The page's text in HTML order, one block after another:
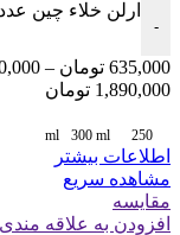
-
ارلن خلاء چین عدد
635,000 تومان –
1,890,000 تومان
250 ml
300 ml
اطلاعات بیشتر
مشاهده سریع
مقایسه
افزودن به علاقه مندی